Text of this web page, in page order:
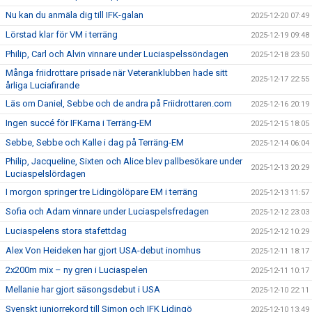
Nu kan du anmäla dig till IFK-galan 2025-12-20 07:49
Lörstad klar för VM i terräng 2025-12-19 09:48
Philip, Carl och Alvin vinnare under Luciaspelssöndagen 2025-12-18 23:50
Många friidrottare prisade när Veteranklubben hade sitt
årliga Luciafirande
2025-12-17 22:55
Läs om Daniel, Sebbe och de andra på Friidrottaren.com 2025-12-16 20:19
Ingen succé för IFKarna i Terräng-EM 2025-12-15 18:05
Sebbe, Sebbe och Kalle i dag på Terräng-EM 2025-12-14 06:04
Philip, Jacqueline, Sixten och Alice blev pallbesökare under
Luciaspelslördagen
2025-12-13 20:29
I morgon springer tre Lidingölöpare EM i terräng 2025-12-13 11:57
Sofia och Adam vinnare under Luciaspelsfredagen 2025-12-12 23:03
Luciaspelens stora stafettdag 2025-12-12 10:29
Alex Von Heideken har gjort USA-debut inomhus 2025-12-11 18:17
2x200m mix – ny gren i Luciaspelen 2025-12-11 10:17
Mellanie har gjort säsongsdebut i USA 2025-12-10 22:11
Svenskt juniorrekord till Simon och IFK Lidingö 2025-12-10 13:49